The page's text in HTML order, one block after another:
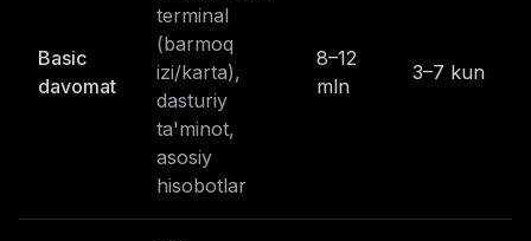
Basic
davomat
terminal
(barmoq
izi/karta),
dasturiy
ta'minot,
asosiy
hisobotlar
8–12
mln
3–7 kun